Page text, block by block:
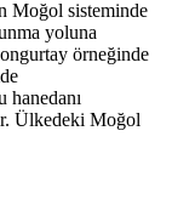
Moğol sisteminde
yoluna
örneğinde
hanedanı
Ülkedeki Moğol